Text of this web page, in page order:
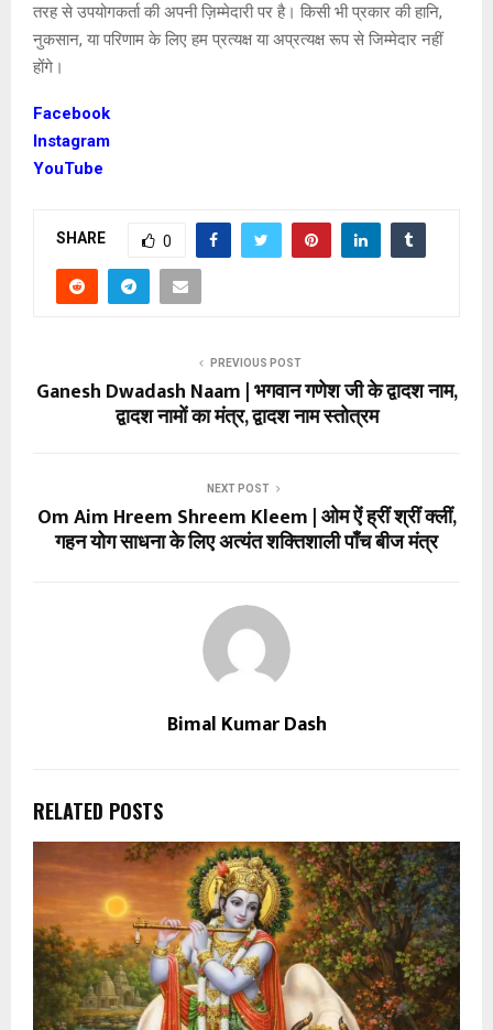
तरह से उपयोगकर्ता की अपनी ज़िम्मेदारी पर है। किसी भी प्रकार की हानि,
नुकसान, या परिणाम के लिए हम प्रत्यक्ष या अप्रत्यक्ष रूप से जिम्मेदार नहीं
होंगे।
Facebook
Instagram
YouTube
SHARE 0
PREVIOUS POST
Ganesh Dwadash Naam | भगवान गणेश जी के द्वादश नाम,
द्वादश नामों का मंत्र, द्वादश नाम स्तोत्रम
NEXT POST
Om Aim Hreem Shreem Kleem | ओम ऐं ह्रीं श्रीं क्लीं,
गहन योग साधना के लिए अत्यंत शक्तिशाली पाँच बीज मंत्र
Bimal Kumar Dash
RELATED POSTS